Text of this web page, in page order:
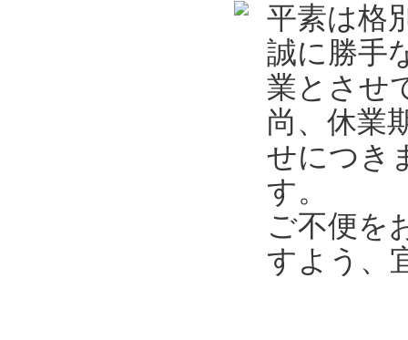
平素は格
誠に勝手
業とさせ
尚、休業
せにつき
す。
ご不便を
すよう、